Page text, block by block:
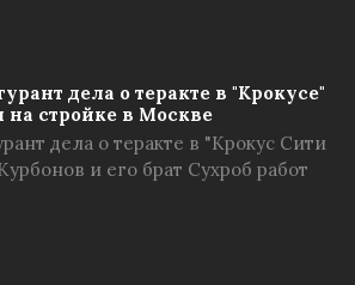
дела о теракте в "Крокусе"
на стройке в Москве
дела о теракте в "Крокус Сити
и его брат Сухроб работ